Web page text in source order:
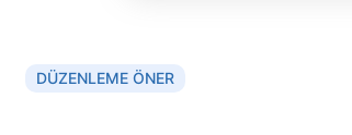
DÜZENLEME ÖNER